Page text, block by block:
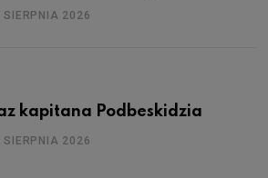
SIERPNIA 2026
kapitana Podbeskidzia
SIERPNIA 2026